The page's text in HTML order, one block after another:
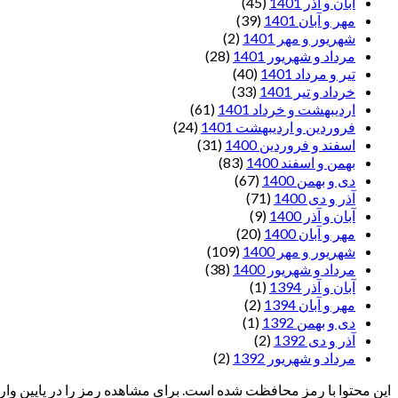
مهر و آبان 1401
(39)
شهریور و مهر 1401
(2)
مرداد و شهریور 1401
(28)
تیر و مرداد 1401
(40)
خرداد و تیر 1401
(33)
اردیبهشت و خرداد 1401
(61)
فروردین و اردیبهشت 1401
(24)
اسفند و فروردین 1400
(31)
بهمن و اسفند 1400
(83)
دی و بهمن 1400
(67)
آذر و دی 1400
(71)
آبان و آذر 1400
(9)
مهر و آبان 1400
(20)
شهریور و مهر 1400
(109)
مرداد و شهریور 1400
(38)
آبان و آذر 1394
(1)
مهر و آبان 1394
(2)
دی و بهمن 1392
(1)
آذر و دی 1392
(2)
مرداد و شهریور 1392
(2)
این محتوا با رمز محافظت شده است. برای مشاهده رمز را در پایین